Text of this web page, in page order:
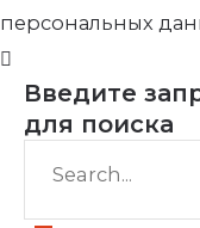
персональных
Введите
для поиска